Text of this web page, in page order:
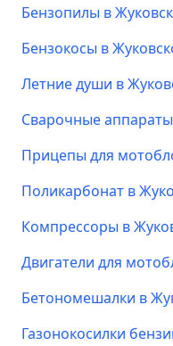
Бензопилы в
Бензокосы в
Летние души в
Сварочные
Прицепы для
Поликарбонат в
Компрессоры в
Двигатели для
Бетономешалки в
Газонокосилки